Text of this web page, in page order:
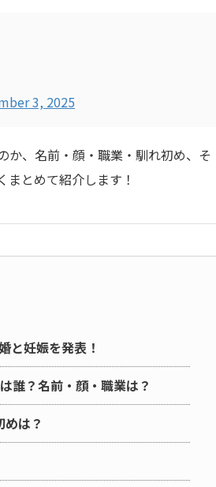
3, 2025
か、名前・顔・職業・馴れ初め、そ
とめて紹介します！
と妊娠を発表！
誰？名前・顔・職業は？
は？